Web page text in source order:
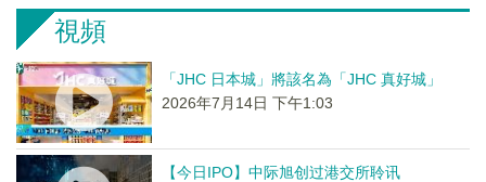
視頻
「JHC 日本城」將該名為「JHC 真好城」
2026年7月14日 下午1:03
【今日IPO】中际旭创过港交所聆讯